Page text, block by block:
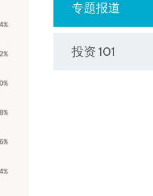
专题报道
投资 101